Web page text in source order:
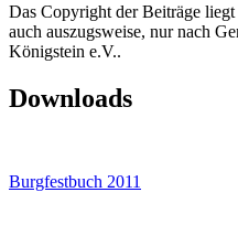
Das Copyright der Beiträge
auch auszugsweise, nur nach
Königstein e.V..
Downloads
Burgfestbuch 2011